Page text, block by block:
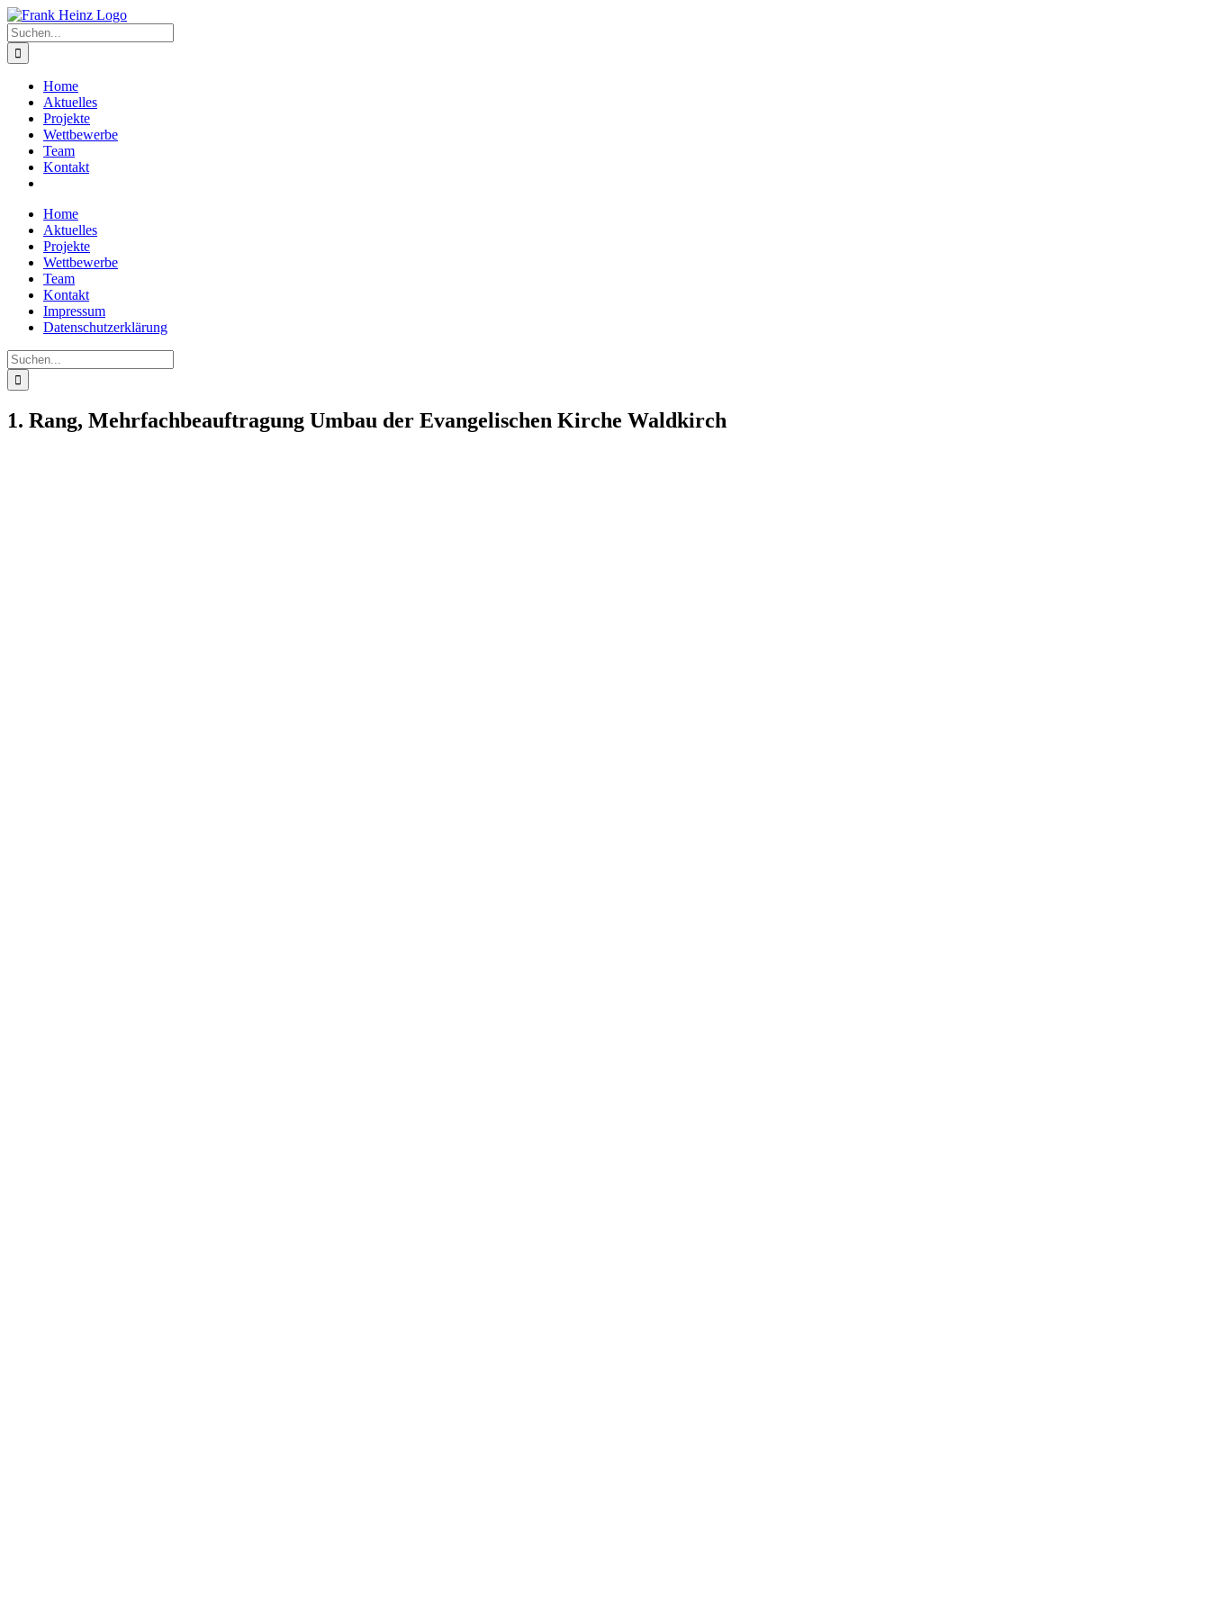
Zum
Inhalt
springen
Suche
nach:
Home
Aktuelles
Projekte
Wettbewerbe
Team
Kontakt
Home
Aktuelles
Projekte
Wettbewerbe
Team
Kontakt
Impressum
Datenschutzerklärung
Suche
nach:
1. Rang, Mehrfachbeauftragung Umbau der Evangelischen Kirche Waldkirch